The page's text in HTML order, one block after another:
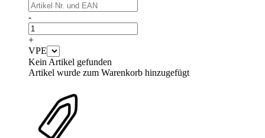
-
+
VPE
Kein Artikel gefunden
Artikel wurde zum Warenkorb hinzugefügt